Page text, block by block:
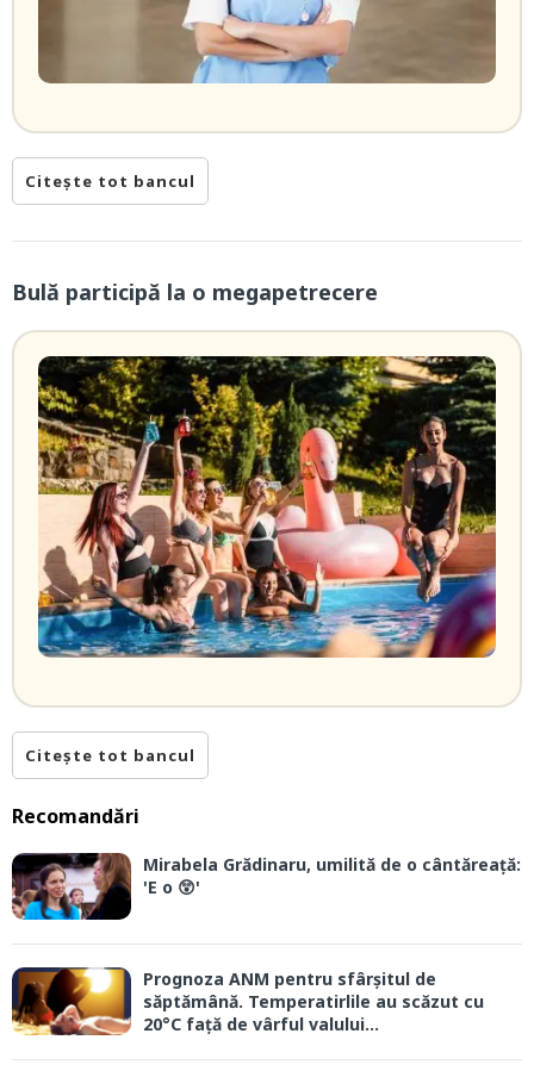
Citește tot bancul
Bulă participă la o megapetrecere
Citește tot bancul
Recomandări
Mirabela Grădinaru, umilită de o cântăreață:
'E o 😲'
Prognoza ANM pentru sfârșitul de
săptămână. Temperatirlile au scăzut cu
20°C față de vârful valului...